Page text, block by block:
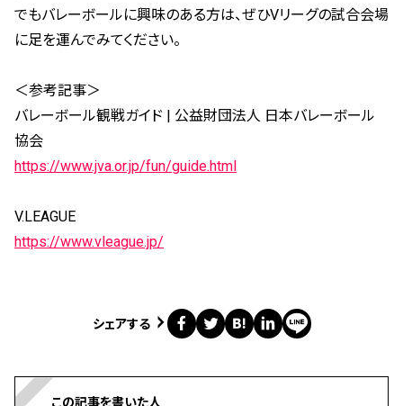
でもバレーボールに興味のある方は、ぜひVリーグの試合会場
に足を運んでみてください。
＜参考記事＞
バレーボール観戦ガイド | 公益財団法人 日本バレーボール
協会
https://www.jva.or.jp/fun/guide.html
V.LEAGUE
https://www.vleague.jp/
シェアする
この記事を書いた人